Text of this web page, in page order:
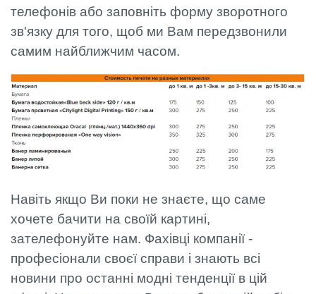
телефонів або заповніть форму зворотного
зв'язку для того, щоб ми Вам передзвонили
самим найближчим часом.
Навіть якщо Ви поки не знаєте, що саме
хочете бачити на своїй картині,
зателефонуйте нам. Фахівці компанії -
професіонали своєї справи і знають всі
новини про останні модні тенденції в цій